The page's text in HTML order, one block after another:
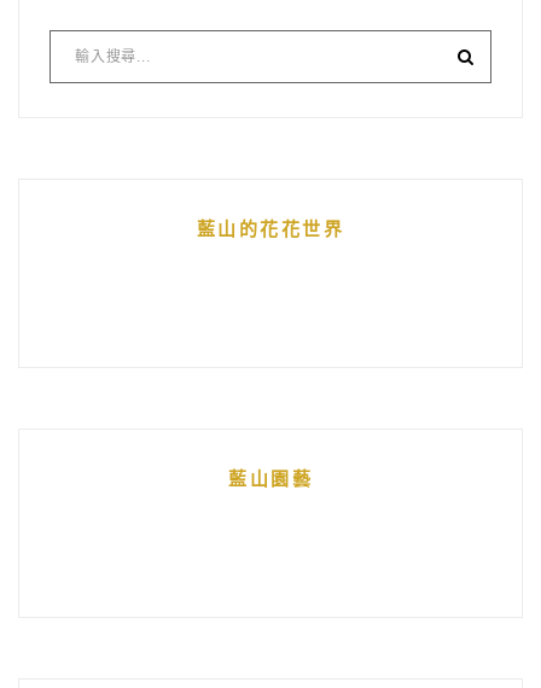
藍山的花花世界
藍山園藝